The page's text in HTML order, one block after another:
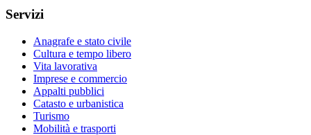
Servizi
Anagrafe e stato civile
Cultura e tempo libero
Vita lavorativa
Imprese e commercio
Appalti pubblici
Catasto e urbanistica
Turismo
Mobilità e trasporti